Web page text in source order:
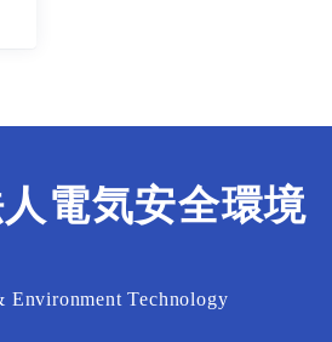
電気安全環境
Environment Technology